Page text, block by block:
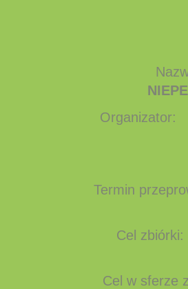
Termin
Cel
Cel w